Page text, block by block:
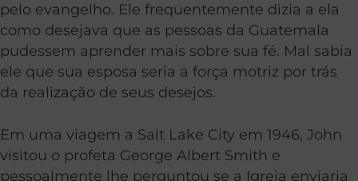
pelo evangelho. Ele frequentemente dizia a ela
como desejava que as pessoas da Guatemala
pudessem aprender mais sobre sua fé. Mal sabia
ele que sua esposa seria a força motriz por trás
da realização de seus desejos.
Em uma viagem a Salt Lake City em 1946, John
visitou o profeta George Albert Smith e
pessoalmente lhe perguntou se a Igreja enviaria